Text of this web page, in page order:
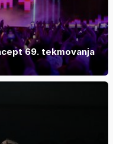
69. tekmovanja